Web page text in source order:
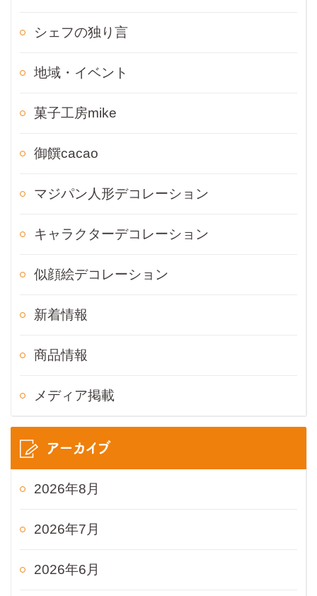
シェフの独り言
地域・イベント
菓子工房mike
御饌cacao
マジパン人形デコレーション
キャラクターデコレーション
似顔絵デコレーション
新着情報
商品情報
メディア掲載
アーカイブ
2026年8月
2026年7月
2026年6月